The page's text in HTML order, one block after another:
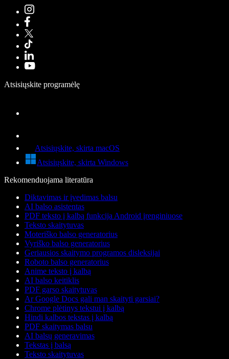
Atsisiųskite programėlę
Atsisiųskite, skirta macOS
Atsisiųskite, skirta Windows
Rekomenduojama literatūra
Diktavimas ir įvedimas balsu
AI balso asistentas
PDF teksto į kalbą funkcija Android įrenginiuose
Teksto skaitytuvas
Moteriško balso generatorius
Vyriško balso generatorius
Geriausios skaitymo programos disleksijai
Roboto balso generatorius
Anime teksto į kalbą
AI balso keitiklis
PDF garso skaitytuvas
Ar Google Docs gali man skaityti garsiai?
Chrome plėtinys tekstui į kalbą
Hindi kalbos tekstas į kalbą
PDF skaitymas balsu
AI balsų generavimas
Tekstas į balsą
Teksto skaitytuvas